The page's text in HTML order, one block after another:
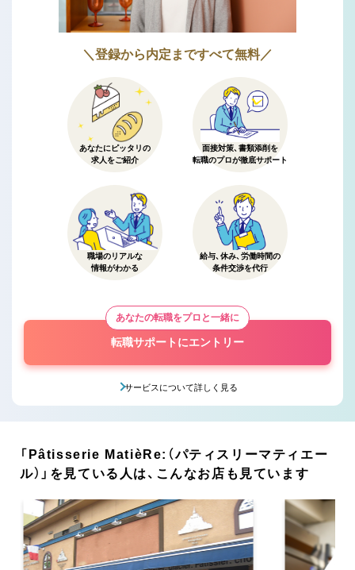
＼登録から内定まですべて無料／
あなたにピッタリの
求人をご紹介
面接対策、書類添削を
転職のプロが徹底サポート
職場のリアルな
情報がわかる
給与、休み、労働時間の
条件交渉を代行
あなたの転職をプロと一緒に
転職サポートにエントリー
サービスについて詳しく見る
「Pâtisserie MatièRe:（パティスリーマティエー
ル）」を見ている人は、こんなお店も見ています